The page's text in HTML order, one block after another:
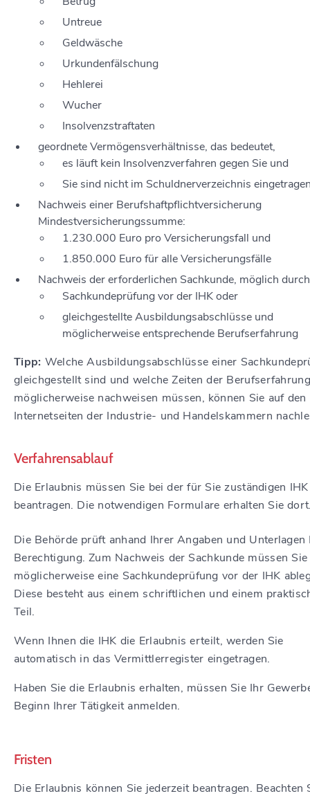
Untreue
Geldwäsche
Urkundenfälschung
Hehlerei
Wucher
Insolvenzstraftaten
geordnete Vermögensverhältnisse, das bedeutet,
es läuft kein Insolvenzverfahren gegen Sie und
Sie sind nicht im Schuldnerverzeichnis
Nachweis einer Berufshaftpflichtversicherung
Mindestversicherungssumme:
1.230.000 Euro pro Versicherungsfall und
1.850.000 Euro für alle Versicherungsfälle
Nachweis der erforderlichen Sachkunde, möglich
Sachkundeprüfung vor der IHK oder
gleichgestellte Ausbildungsabschlüsse und
möglicherweise entsprechende Berufserfahrung
Tipp: Welche Ausbildungsabschlüsse einer
gleichgestellt sind und welche Zeiten der
möglicherweise nachweisen müssen, können Sie auf den
Internetseiten der Industrie- und Handelskammern
Verfahrensablauf
Die Erlaubnis müssen Sie bei der für Sie zuständigen IHK
beantragen. Die notwendigen Formulare erhalten Sie
Die Behörde prüft anhand Ihrer Angaben und Unterlagen
Berechtigung. Zum Nachweis der Sachkunde müssen Sie
möglicherweise eine Sachkundeprüfung vor der IHK
Diese besteht aus einem schriftlichen und einem
Teil.
Wenn Ihnen die IHK die Erlaubnis erteilt, werden Sie
automatisch in das Vermittlerregister eingetragen.
Haben Sie die Erlaubnis erhalten, müssen Sie Ihr
Beginn Ihrer Tätigkeit anmelden.
Fristen
Die Erlaubnis können Sie jederzeit beantragen. Beachten